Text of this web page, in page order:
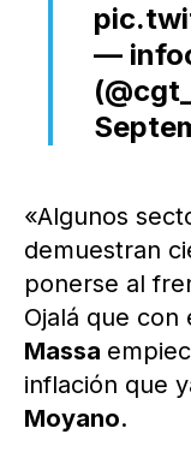
—
«Algunos
demuestran
ponerse al
Ojalá que con
Massa
inflación que
Moyano.